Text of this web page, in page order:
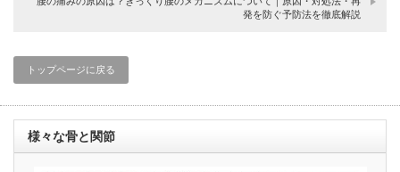
発を防ぐ予防法を徹底解説
トップページに戻る
様々な骨と関節